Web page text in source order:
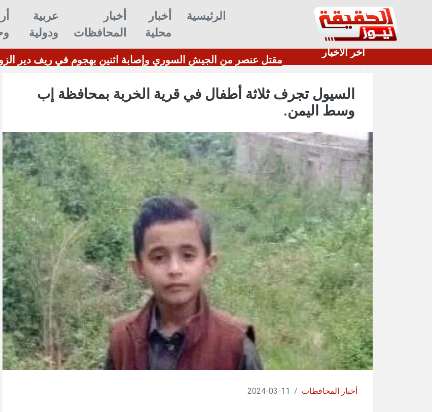
الرئيسية
أخبار
محلية
أخبار
المحافظات
عربية
ودولية
أخر الأخبار
:
الخارجية الفنلندية تبقي التعليمات لمواطنيها الراغبين بالقتال في أوكرانيا وتحذر من غياب المساعدة مقتل عنصر من
السيول تجرف ثلاثة أطفال في قرية الخربة بمحافظة إب
وسط اليمن.
أخبار المحافظات /
11-03-2024